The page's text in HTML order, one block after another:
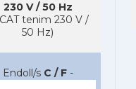
230 V / 50 Hz
tenim 230 V /
50 Hz)
Endoll/s C / F-